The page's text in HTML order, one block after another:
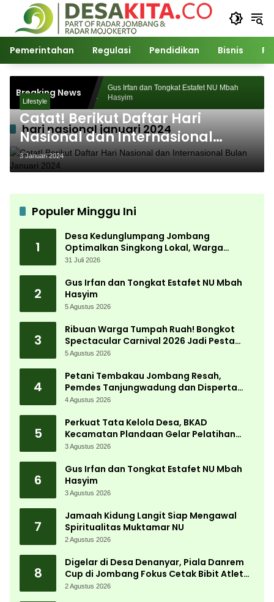
Langsung
konten
Pemerintahan Regulasi Pendidikan Bisnis
Breaking News
Digelar,
Gus Irfan dan Tongkat Estafet NU Mbah
Hasyim
hari nasional januari 2024
Lifestyle
Catat! Berikut Daftar Hari
Nasional dan Internasional
Bulan Januari 2024
3 Januari 2024
Populer Minggu Ini
1
Desa Kedunglumpang Jombang
Optimalkan Singkong Lokal, Warga
Diajari Produksi Tepung Mocaf
31 Juli 2026
2
Gus Irfan dan Tongkat Estafet NU Mbah
Hasyim
5 Agustus 2026
3
Ribuan Warga Tumpah Ruah! Bongkot
Spectacular Carnival 2026 Jadi Pesta
Kemerdekaan Terbesar di Peterongan
5 Agustus 2026
4
Petani Tembakau Jombang Resah,
Pemdes Tanjungwadung dan Disperta
Bergerak Cepat
4 Agustus 2026
5
Perkuat Tata Kelola Desa, BKAD
Kecamatan Plandaan Gelar Pelatihan
Aparatur Pemdes
3 Agustus 2026
6
Gus Irfan dan Tongkat Estafet NU Mbah
Hasyim
3 Agustus 2026
7
Jamaah Kidung Langit Siap Mengawal
Spiritualitas Muktamar NU
2 Agustus 2026
8
Digelar di Desa Denanyar, Piala Danrem
Cup di Jombang Fokus Cetak Bibit Atlet
Menembak Berprestasi
2 Agustus 2026